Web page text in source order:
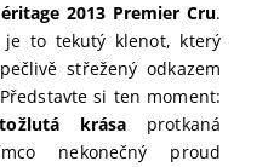
2013 Premier Cru.
je to tekutý klenot, který
střežený odkazem
si ten moment:
krása protkaná
nekonečný proud